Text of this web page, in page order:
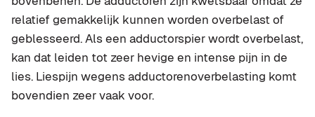
relatief gemakkelijk kunnen worden overbelast of
geblesseerd. Als een adductorspier wordt overbelast,
kan dat leiden tot zeer hevige en intense pijn in de
lies. Liespijn wegens adductorenoverbelasting komt
bovendien zeer vaak voor.